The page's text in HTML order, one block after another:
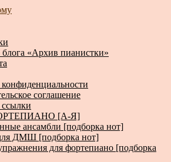
книги, музыка, статьи…
блога «Архив пианистки»
соглашение
[А-Я]
ансамбли [подборка нот]
ДМШ [подборка нот]
для фортепиано [подборка